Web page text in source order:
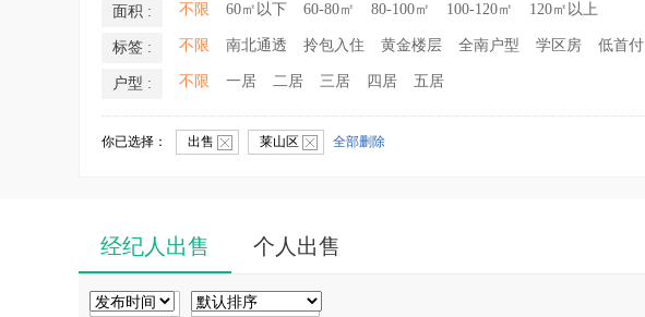
面积 : 不限 60㎡以下 60-80㎡ 80-100㎡ 100-120㎡ 120㎡以上
标签 : 不限 南北通透 拎包入住 黄金楼层 全南户型 学区房 低首付
户型 : 不限 一居 二居 三居 四居 五居
你已选择： 出售 莱山区 全部删除
经纪人出售 个人出售